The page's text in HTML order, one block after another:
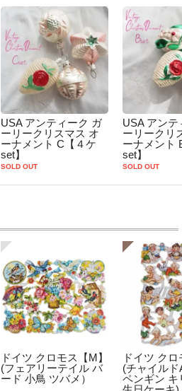
USA アンティーク ガ
ーリークリスマス オ
ーナメント C【４ケ
set】
SOLD OUT
USA アンテ
ーリークリ
ーナメント
set】
SOLD OUT
ドイツ クロモス【M】
(フェアリーテイル バ
ード 小鳥 ツバメ）
ドイツ ク
(チャイルド
ペンギン キ